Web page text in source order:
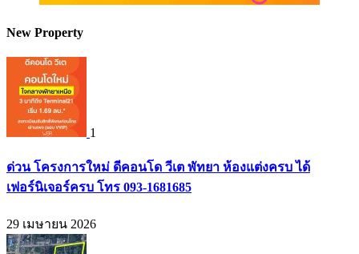
New Property
1
ด่วน โครงการใหม่ ดีคอนโด วีเต พัทยา ห้องแต่งครบ ได้
เฟอร์นิเจอร์ครบ โทร 093-1681685
29 เมษายน 2026